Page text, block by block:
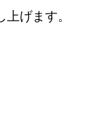
げます。